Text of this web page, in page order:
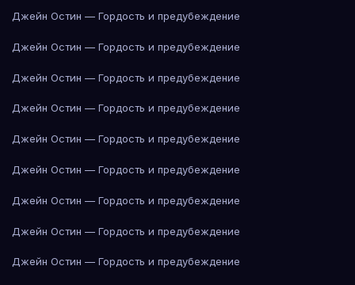
Джейн Остин — Гордость и предубеждение
Джейн Остин — Гордость и предубеждение
Джейн Остин — Гордость и предубеждение
Джейн Остин — Гордость и предубеждение
Джейн Остин — Гордость и предубеждение
Джейн Остин — Гордость и предубеждение
Джейн Остин — Гордость и предубеждение
Джейн Остин — Гордость и предубеждение
Джейн Остин — Гордость и предубеждение